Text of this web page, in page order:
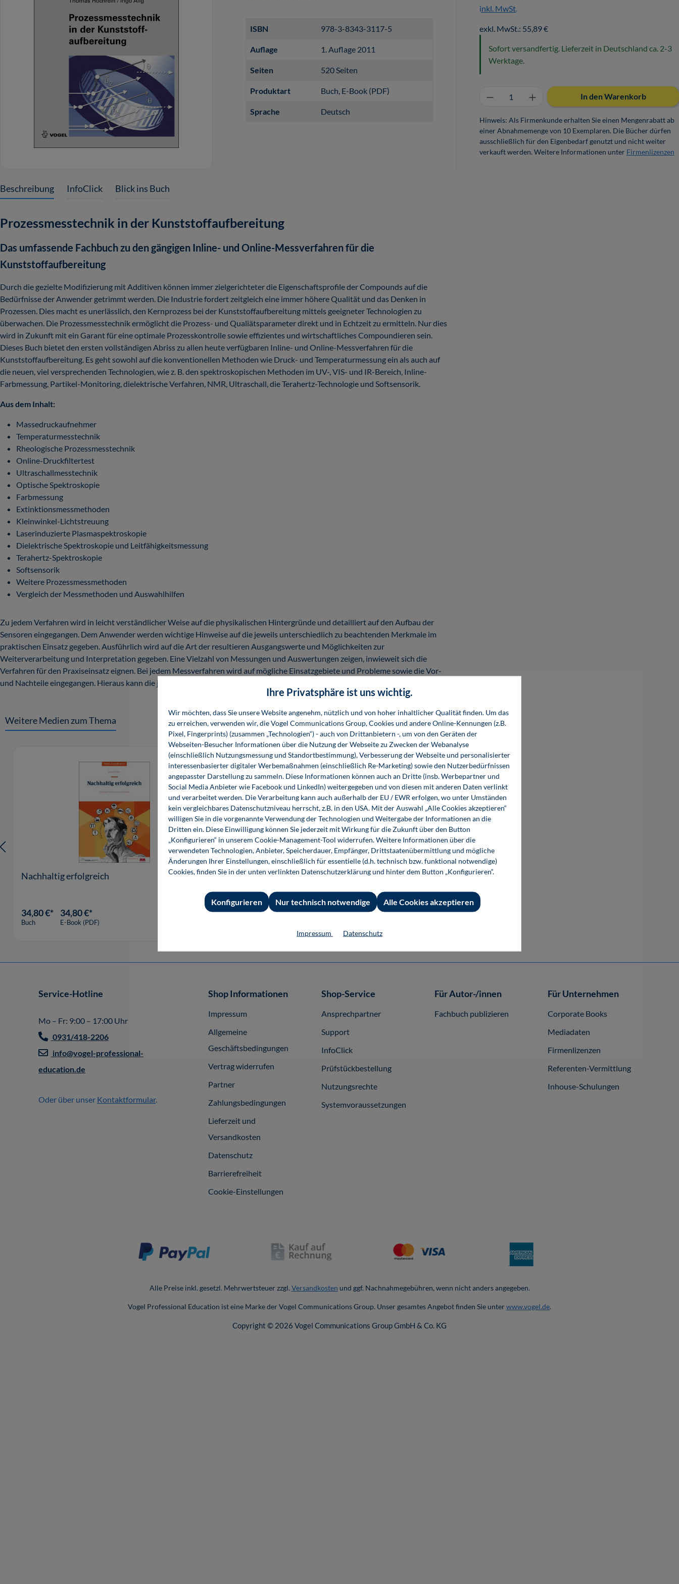
ISBN 978-3-8343-3117-5
Auflage 1. Auflage 2011
Seiten 520 Seiten
Produktart Buch, E-Book (PDF)
Sprache Deutsch
inkl. MwSt.
exkl. MwSt.: 55,89 €
Sofort versandfertig. Lieferzeit in Deutschland ca. 2-3
Werktage.
Produkt Anzahl: Gib denIn den Warenkorb
Hinweis: Als Firmenkunde erhalten Sie einen Mengenrabatt ab
einer Abnahmemenge von 10 Exemplaren. Die Bücher dürfen
ausschließlich für den Eigenbedarf genutzt und nicht weiter
verkauft werden. Weitere Informationen unter Firmenlizenzen
Beschreibung InfoClick Blick ins Buch
Prozessmesstechnik in der Kunststoffaufbereitung
Das umfassende Fachbuch zu den gängigen Inline- und Online-Messverfahren für die
Kunststoffaufbereitung
Durch die gezielte Modifizierung mit Additiven können immer zielgerichteter die Eigenschaftsprofile der Compounds auf die
Bedürfnisse der Anwender getrimmt werden. Die Industrie fordert zeitgleich eine immer höhere Qualität und das Denken in
Prozessen. Dies macht es unerlässlich, den Kernprozess bei der Kunststoffaufbereitung mittels geeigneter Technologien zu
überwachen. Die Prozessmesstechnik ermöglicht die Prozess- und Qualiätsparameter direkt und in Echtzeit zu ermitteln. Nur dies
wird in Zukunft mit ein Garant für eine optimale Prozesskontrolle sowie effizientes und wirtschaftliches Compoundieren sein.
Dieses Buch bietet den ersten vollständigen Abriss zu allen heute verfügbaren Inline- und Online-Messverfahren für die
Kunststoffaufbereitung. Es geht sowohl auf die konventionellen Methoden wie Druck- und Temperaturmessung ein als auch auf
die neuen, viel versprechenden Technologien, wie z. B. den spektroskopischen Methoden im UV-, VIS- und IR-Bereich, Inline-
Farbmessung, Partikel-Monitoring, dielektrische Verfahren, NMR, Ultraschall, die Terahertz-Technologie und Softsensorik.
Aus dem Inhalt:
Massedruckaufnehmer
Temperaturmesstechnik
Rheologische Prozessmesstechnik
Online-Druckfiltertest
Ultraschallmesstechnik
Optische Spektroskopie
Farbmessung
Extinktionsmessmethoden
Kleinwinkel-Lichtstreuung
Laserinduzierte Plasmaspektroskopie
Dielektrische Spektroskopie und Leitfähigkeitsmessung
Terahertz-Spektroskopie
Softsensorik
Weitere Prozessmessmethoden
Vergleich der Messmethoden und Auswahlhilfen
Zu jedem Verfahren wird in leicht verständlicher Weise auf die physikalischen Hintergründe und detailliert auf den Aufbau der
Sensoren eingegangen. Dem Anwender werden wichtige Hinweise auf die jeweils unterschiedlich zu beachtenden Merkmale im
praktischen Einsatz gegeben. Ausführlich wird auf die Art der resultieren Ausgangswerte und Möglichkeiten zur
Weiterverarbeitung und Interpretation gegeben. Eine Vielzahl von Messungen und Auswertungen zeigen, inwieweit sich die
Verfahren für den Praxiseinsatz eignen. Bei jedem Messverfahren wird auf mögliche Einsatzgebiete und Probleme sowie die Vor-
und Nachteile eingegangen. Hieraus kann die jeweils geeignetste Technologie für explizite Anforderungen ausgewählt werden.
Weitere Medien zum Thema
Nachhaltig erfolgreich
34,80 €*
Buch
34,80 €*
E-Book (PDF)
Smart Materials
129,80 €* 129,80 €*
%
Precious Materials Handbook
29,80 €*
Service-Hotline
Mo – Fr: 9:00 – 17:00 Uhr
0931/418-2206
info@vogel-professional-
education.de
Oder über unser Kontaktformular.
Shop Informationen
Impressum
Allgemeine
Geschäftsbedingungen
Vertrag widerrufen
Partner
Zahlungsbedingungen
Lieferzeit und
Versandkosten
Datenschutz
Barrierefreiheit
Cookie-Einstellungen
Shop-Service
Ansprechpartner
Support
InfoClick
Prüfstückbestellung
Nutzungsrechte
Systemvoraussetzungen
Für Autor-/innen
Fachbuch publizieren
Für Unternehmen
Corporate Books
Mediadaten
Firmenlizenzen
Referenten-Vermittlung
Inhouse-Schulungen
Alle Preise inkl. gesetzl. Mehrwertsteuer zzgl. Versandkosten und ggf. Nachnahmegebühren, wenn nicht anders angegeben.
Vogel Professional Education ist eine Marke der Vogel Communications Group. Unser gesamtes Angebot finden Sie unterwww.vogel.de.
Copyright © 2026 Vogel Communications Group GmbH & Co. KG
Ihre Privatsphäre ist uns wichtig.
Wir möchten, dass Sie unsere Website angenehm, nützlich und von hoher inhaltlicher Qualität finden. Um das
zu erreichen, verwenden wir, die Vogel Communications Group, Cookies und andere Online-Kennungen (z.B.
Pixel, Fingerprints) (zusammen „Technologien“) - auch von Drittanbietern -, um von den Geräten der
Webseiten-Besucher Informationen über die Nutzung der Webseite zu Zwecken der Webanalyse
(einschließlich Nutzungsmessung und Standortbestimmung), Verbesserung der Webseite und personalisierter
interessenbasierter digitaler Werbemaßnahmen (einschließlich Re-Marketing) sowie den Nutzerbedürfnissen
angepasster Darstellung zu sammeln. Diese Informationen können auch an Dritte (insb. Werbepartner und
Social Media Anbieter wie Facebook und LinkedIn) weitergegeben und von diesen mit anderen Daten verlinkt
und verarbeitet werden. Die Verarbeitung kann auch außerhalb der EU / EWR erfolgen, wo unter Umständen
kein vergleichbares Datenschutzniveau herrscht, z.B. in den USA. Mit der Auswahl „Alle Cookies akzeptieren“
willigen Sie in die vorgenannte Verwendung der Technologien und Weitergabe der Informationen an die
Dritten ein. Diese Einwilligung können Sie jederzeit mit Wirkung für die Zukunft über den Button
„Konfigurieren“ in unserem Cookie-Management-Tool widerrufen. Weitere Informationen über die
verwendeten Technologien, Anbieter, Speicherdauer, Empfänger, Drittstaatenübermittlung und mögliche
Änderungen Ihrer Einstellungen, einschließlich für essentielle (d.h. technisch bzw. funktional notwendige)
Cookies, finden Sie in der unten verlinkten Datenschutzerklärung und hinter dem Button „Konfigurieren“.
Nur technisch notwendige
Konfigurieren Alle Cookies akzeptieren
Impressum Datenschutz